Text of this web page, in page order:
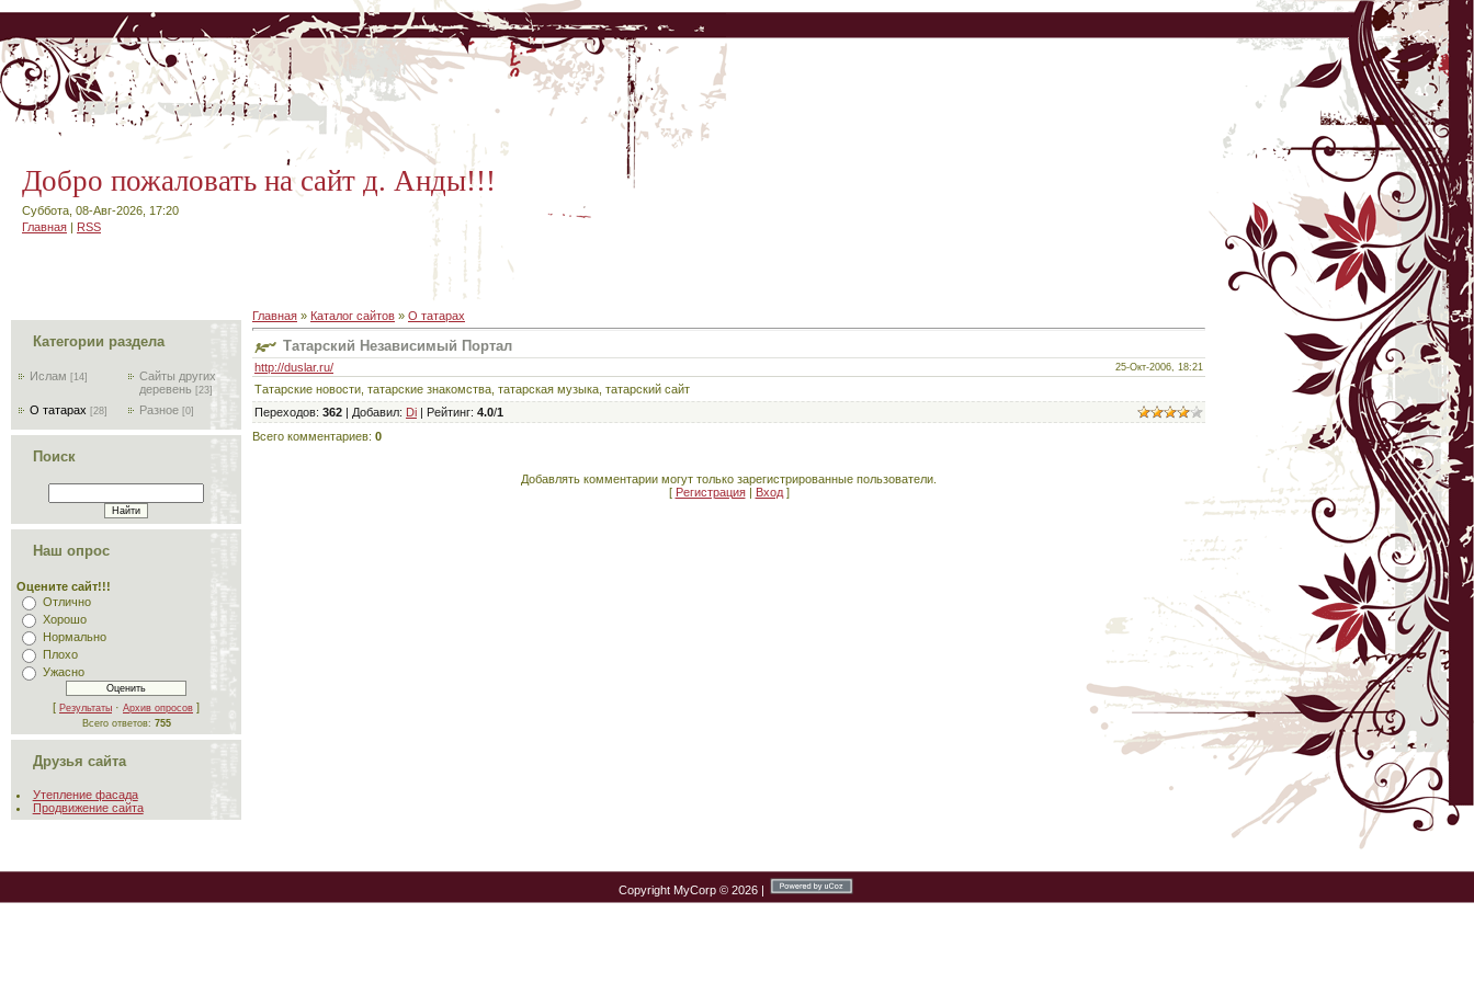
Добро пожаловать на сайт д. Анды!!!
Суббота, 08-Авг-2026, 17:20
Главная | RSS
Категории раздела
Ислам [14]
Сайты других
деревень [23]
О татарах [28] Разное [0]
Поиск
Наш опрос
Оцените сайт!!!
Отлично
Хорошо
Нормально
Плохо
Ужасно
[ Результаты · Архив опросов ]
Всего ответов: 755
Друзья сайта
Утепление фасада
Продвижение сайта
Главная » Каталог сайтов » О татарах
Татарский Независимый Портал
http://duslar.ru/ 25-Окт-2006, 18:21
Татарские новости, татарские знакомства, татарская музыка, татарский сайт
Переходов: 362 | Добавил: Di | Рейтинг: 4.0/1
Всего комментариев: 0
Добавлять комментарии могут только зарегистрированные пользователи.
[ Регистрация| Вход]
Copyright MyCorp © 2026 |